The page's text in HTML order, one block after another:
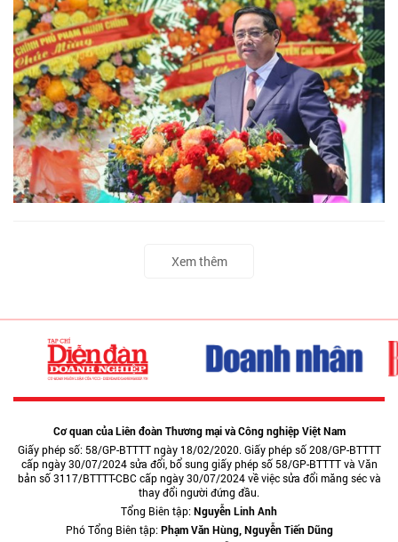
Xem thêm
Cơ quan của Liên đoàn Thương mại và Công nghiệp Việt Nam
Giấy phép số: 58/GP-BTTTT ngày 18/02/2020. Giấy phép số 208/GP-BTTTT
cấp ngày 30/07/2024 sửa đổi, bổ sung giấy phép số 58/GP-BTTTT và Văn
bản số 3117/BTTTT-CBC cấp ngày 30/07/2024 về việc sửa đổi măng séc và
thay đổi người đứng đầu.
Tổng Biên tập:Nguyễn Linh Anh
Phó Tổng Biên tập:Phạm Văn Hùng, Nguyễn Tiến Dũng